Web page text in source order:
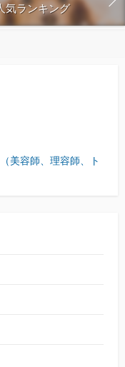
気ランキング
美容師、理容師、ト